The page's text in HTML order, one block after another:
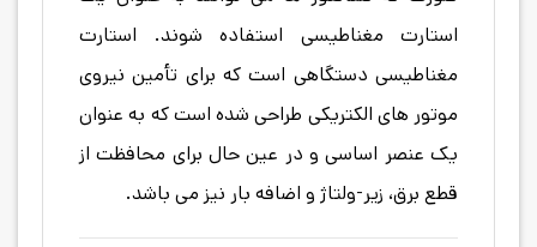
استارت مغناطیسی استفاده شوند. استارت
مغناطیسی دستگاهی است که برای تأمین نیروی
موتور های الکتریکی طراحی شده است که به عنوان
یک عنصر اساسی و در عین حال برای محافظت از
قطع برق، زیر-ولتاژ و اضافه بار نیز می باشد.